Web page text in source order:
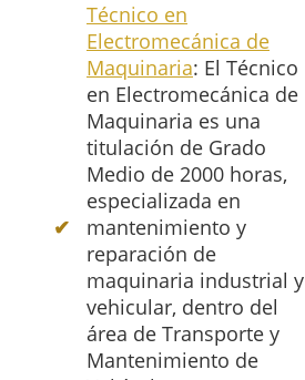
Técnico en
Electromecánica de
Maquinaria: El Técnico
en Electromecánica de
Maquinaria es una
titulación de Grado
Medio de 2000 horas,
especializada en
mantenimiento y
reparación de
maquinaria industrial y
vehicular, dentro del
área de Transporte y
Mantenimiento de